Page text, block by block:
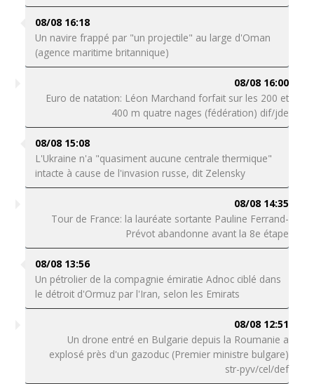
08/08 16:18
Un navire frappé par "un projectile" au large d'Oman
(agence maritime britannique)
08/08 16:00
Euro de natation: Léon Marchand forfait sur les 200 et
400 m quatre nages (fédération) dif/jde
08/08 15:08
L'Ukraine n'a "quasiment aucune centrale thermique"
intacte à cause de l'invasion russe, dit Zelensky
08/08 14:35
Tour de France: la lauréate sortante Pauline Ferrand-
Prévot abandonne avant la 8e étape
08/08 13:56
Un pétrolier de la compagnie émiratie Adnoc ciblé dans
le détroit d'Ormuz par l'Iran, selon les Emirats
08/08 12:51
Un drone entré en Bulgarie depuis la Roumanie a
explosé près d'un gazoduc (Premier ministre bulgare)
str-pyv/cel/def